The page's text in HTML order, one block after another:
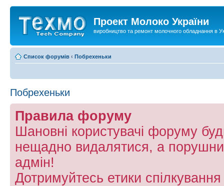
Проект Молоко України
виробництво та ремонт молочного обладнання в
Список форумів ‹ Побрехеньки
Побрехеньки
Правила форуму
Шановні користувачі форуму
нещадно видалятися, а
адмін!
Дотримуйтесь етики